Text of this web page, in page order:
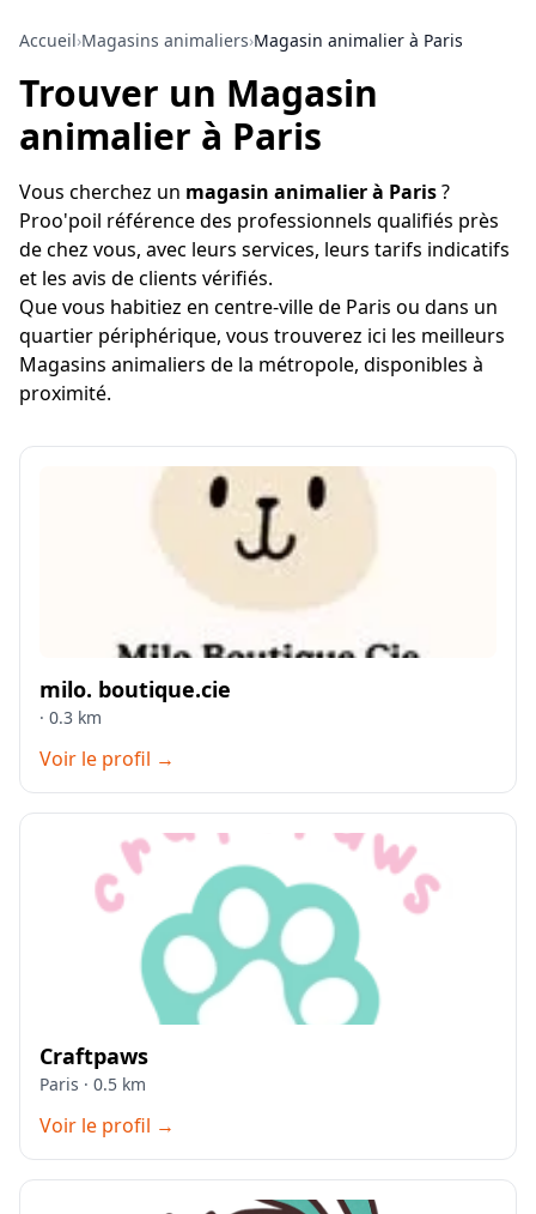
Accueil›Magasins animaliers›Magasin animalier à Paris
Trouver un Magasin
animalier à Paris
Vous cherchez un magasin animalier à Paris?
Proo'poil référence des professionnels qualifiés près
de chez vous, avec leurs services, leurs tarifs indicatifs
et les avis de clients vérifiés.
Que vous habitiez en centre-ville de Paris ou dans un
quartier périphérique, vous trouverez ici les meilleurs
Magasins animaliers de la métropole, disponibles à
proximité.
milo. boutique.cie
· 0.3 km
Voir le profil →
Craftpaws
Paris · 0.5 km
Voir le profil →